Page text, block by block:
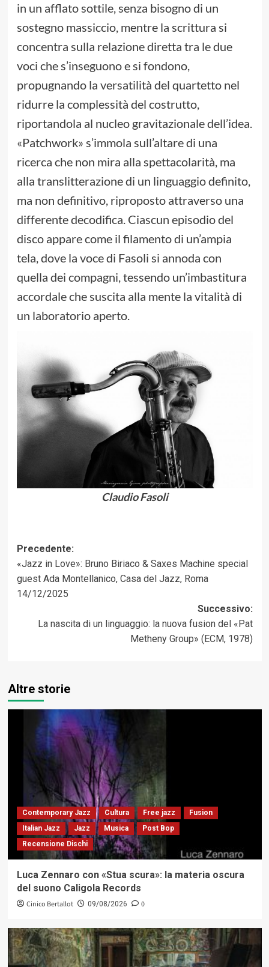
in un afflato sottile, senza bisogno di un
sostegno massiccio, mentre la scrittura si
concentra sulla relazione diretta tra le due
voci che s’inseguono e si fondono,
propugnando la versatilità del quartetto nel
ridurre la complessità del costrutto,
riportandola al nucleo gravitazionale dell’idea.
«Patchwork» s’immola sull’altare di una
ricerca che non mira alla spettacolarità, ma
alla translitterazione di un linguaggio definito,
ma non definitivo, riproposto attraverso una
differente decodifica. Ciascun episodio del
disco appare come il filamento di un’ampia
tela, dove la voce di Fasoli si annoda con
quella dei compagni, tessendo un’imbastitura
accordale che suscita alla mente la vitalità di
un laboratorio aperto.
Claudio Fasoli
Navigazione
articolo
Precedente:
«Jazz in Love»: Bruno Biriaco & Saxes Machine special
guest Ada Montellanico, Casa del Jazz, Roma
14/12/2025
Successivo:
La nascita di un linguaggio: la nuova fusion del «Pat
Metheny Group» (ECM, 1978)
Altre storie
Contemporary Jazz Cultura Free jazz
Fusion
Italian Jazz
Jazz Musica
Post Bop
Recensione Dischi
Luca Zennaro con «Stua scura»: la materia oscura
del suono Caligola Records
Cinico Bertallot 09/08/2026 0